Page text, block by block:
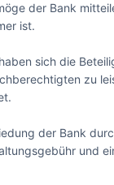
der Bank
ist.
sich die
zu
der Bank
und